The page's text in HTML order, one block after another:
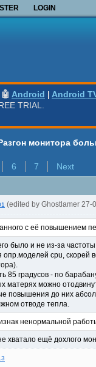
LOGIN
Android | Android
TRIAL.
монитора
6 7 Next
(edited by Ghostlamer 27-
с её повышением
было и не из-за
cpu, скорей
85 градусов - по
матерях можно
повышения до них
отводе тепла.
ненормальной
хватало ещё дохлого